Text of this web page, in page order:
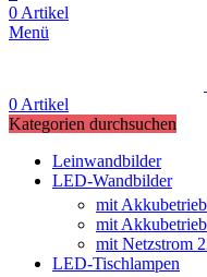
0 Artikel
Menü
0 Artikel
Kategorien durchsuchen
Leinwandbilder
LED-Wandbilder
mit
mit
mit Netzstrom
LED-Tischlampen